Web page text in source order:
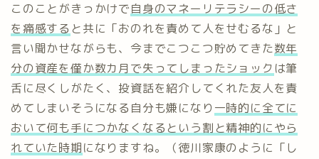
このことがきっかけで自身のマネーリテラシーの低さ
を痛感する と共に「おのれを責めて人をせむるな」と
言い聞かせながらも、今までこつこつ貯めてきた数年
分の資産を僅か数カ月で失ってしまったショック は筆
舌に尽くしがたく、投資話を紹介してくれた友人を責
めてしまいそうになる自分も嫌になり 一時的に全てに
おいて何も手につかなくなるという割と精神的にやら
れていた時期になりますね。（徳川家康のように「し